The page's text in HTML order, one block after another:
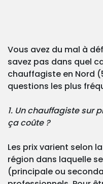
Vous avez du mal à
savez pas dans quel
chauffagiste en Nord
questions les plus
1. Un chauffagiste sur
ça coûte ?
Les prix varient selon
région dans laquelle
(principale ou